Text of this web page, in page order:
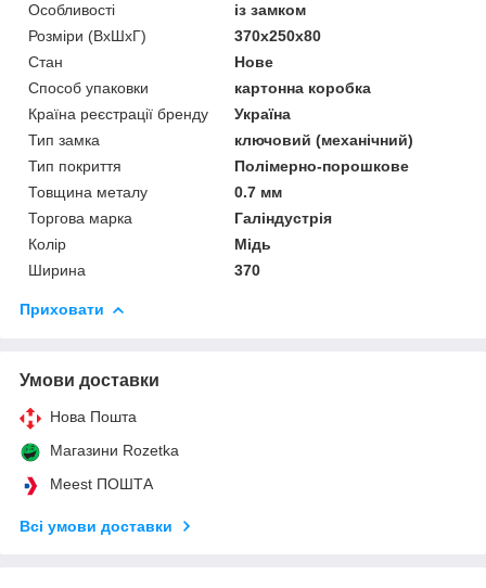
Особливості
із замком
Розміри (ВхШхГ)
370x250x80
Стан
Нове
Способ упаковки
картонна коробка
Країна реєстрації бренду
Україна
Тип замка
ключовий (механічний)
Тип покриття
Полімерно-порошкове
Товщина металу
0.7 мм
Торгова марка
Галіндустрія
Колір
Мідь
Ширина
370
Приховати
Умови доставки
Нова Пошта
Магазини Rozetka
Meest ПОШТА
Всі умови доставки